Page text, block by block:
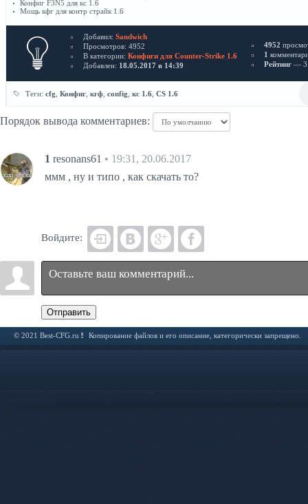
Конфиг F3N5 для кс 1.6
Мощь кфг для контр страйк 1.6
Добавил: Sandwich
Просмотров: 4952
В категории: Конфиги для Counter-Strike 1.6
Добавлен: 18.05.2017 в 14:39
4952
1
Рейтинг —
Теги: cfg Конфиг кгф config кс 1.6 CS 1.6
Порядок вывода комментариев:
1 resonans61 • 19:31, 20.06.2017
ммм , ну и типо , как скачать то?
Войдите:
Отправить
© 2021 Best-CFG.ru Копирование файлов и его описание, категорически запрещено.